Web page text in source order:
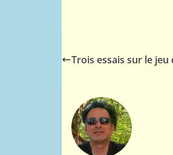
Trois essais sur le jeu